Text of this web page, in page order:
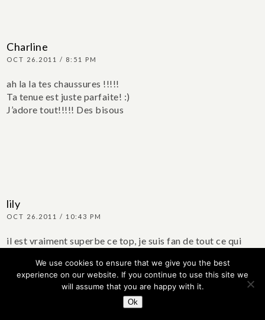
Charline
OCT 26.2011 / 8:51 PM
ah la la tes chaussures !!!!!
Ta tenue est juste parfaite! :)
J’adore tout!!!!! Des bisous
lily
OCT 26.2011 / 10:43 PM
il est vraiment superbe ce top, je suis fan de tout ce qui
Super look, j’adore
Bisous
We use cookies to ensure that we give you the best
experience on our website. If you continue to use this site we
will assume that you are happy with it.
Ok